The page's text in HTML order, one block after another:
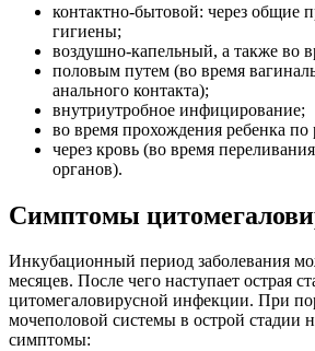
контактно-бытовой: через общие
гигиены;
воздушно-капельный, а также во
половым путем (во время
анального контакта);
внутриутробное инфицирование;
во время прохождения ребенка
через кровь (во время
органов).
Симптомы
Инкубационный период заболевания
месяцев. После чего наступает острая
цитомегаловирусной инфекции. При
мочеполовой системы в острой стадии
симптомы: